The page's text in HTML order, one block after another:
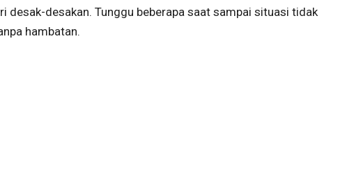
desak-desakan. Tunggu beberapa saat sampai situasi tidak
hambatan.